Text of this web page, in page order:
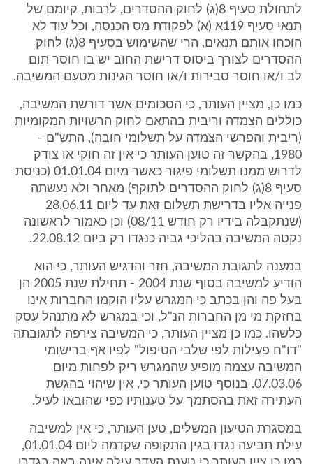
לתחולת סעיף 8(ג) לחוק ההסדרים, לרבות, קיומם של
תנאי סעיף 119א (א) לפקודת מס הכנסה, וכל עוד לא
הוכחו אותם תנאים, הרי שהשימוש בסעיף 8(ג) לחוק
ההסדרים לצורך ביסוס דרישת החוב יש בו חוסר תום
לב ו/או חוסר סבירות ו/או חוסר הגינות מטעם המשיבה.
כמו כן, מציין העותר, כי הסכומים אשר דורשת המשיבה,
כוללים הצמדה וריבית בהתאם לחוק הרשויות המקומיות
(ריבית והפרשי הצמדה על תשלומי חובה), התש"ם -
1980, בהקשר זה טוען העותר כי אין זה חוקי או צודק
לדרוש ממנו תשלומי פיגור כאשר מיום 01.01.04 (כניסת
סעיף 8(ג) לחוק ההסדרים לתוקף) מאחר ולא נעשתה
פנייה אליו בדרישת תשלום זאת עד ליום 28.06.11
(שנתקבלה בידיו רק חודש 08/11) וכן כאמור לראשונה
נקטה המשיבה בהליכי גביה כנגדו רק ביום 22.08.12.
במענה לתגובת המשיבה, חזר והדגיש העותר, כי הוא
הודיע למשיבה בסוף שנת 2004 - תחילת שנת 2005 הן
בעל פה והן בכתב כי המגרש עליו הוקמו החברות אינו
בחזקת מי מן החברות הנ"ל, וכי במגרש לא מתנהל עסק
כלשהו. כמו כן מציין העותר, כי המשיבה צירפה לתגובתה
"דו"ח פעילות לפי שלבי הטיפול" לפיו אף ברישומי
המשיבה עצמה מופיע שהמגרש ריק לפחות מיום
07.03.06. בנוסף טוען העותר כי, אין שיהוי בהגשת
העתירה זאת בהסתמך על טענותיו כפי שהובאו לעיל.
במסגרת הטיעון המשלים, טען העותר, כי אין למשיבה
עילת תביעה נגדו בגין התקופה שקדמה ליום 01.01.04,